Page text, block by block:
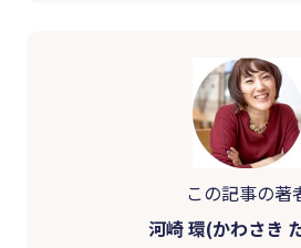
この記事の著
河崎 環(かわさき